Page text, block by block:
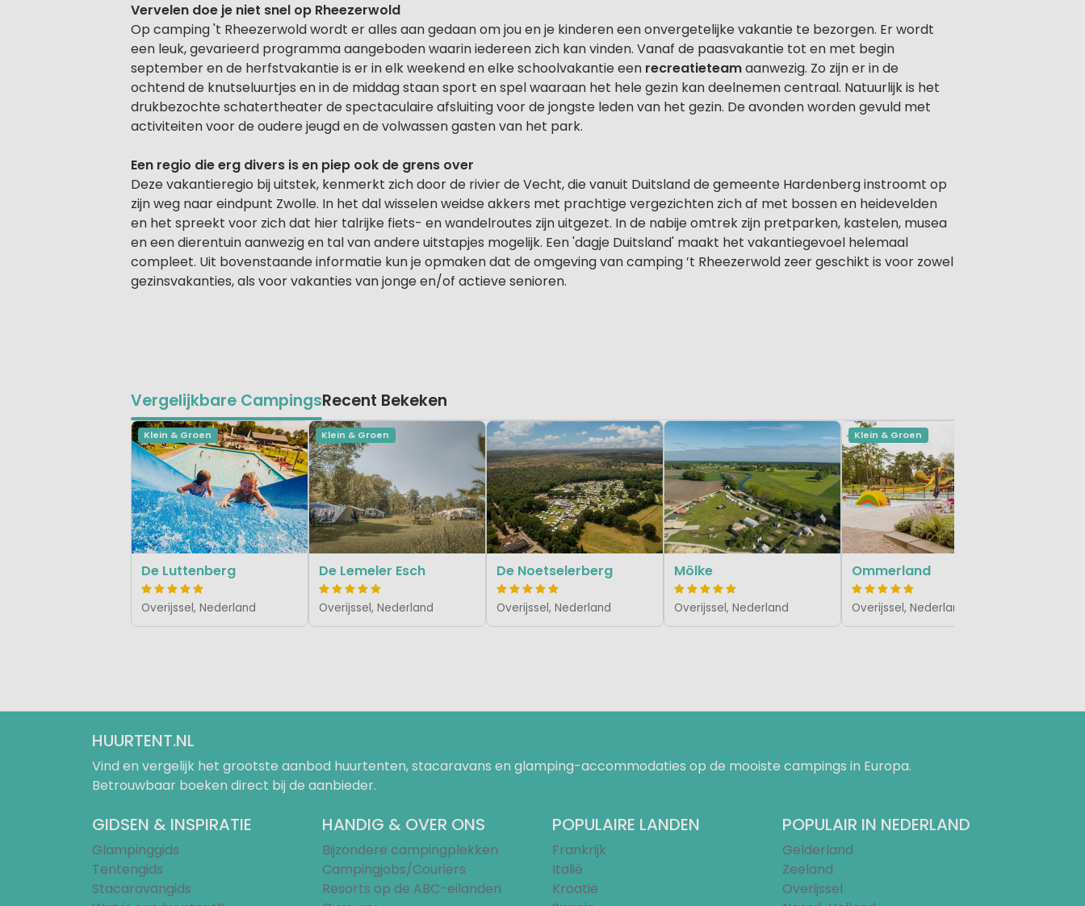
Vervelen doe je niet snel op Rheezerwold
Op camping 't Rheezerwold wordt er alles aan gedaan om jou en je kinderen een onvergetelijke vakantie te bezorgen. Er wordt
een leuk, gevarieerd programma aangeboden waarin iedereen zich kan vinden. Vanaf de paasvakantie tot en met begin
september en de herfstvakantie is er in elk weekend en elke schoolvakantie een recreatieteamaanwezig. Zo zijn er in de
ochtend de knutseluurtjes en in de middag staan sport en spel waaraan het hele gezin kan deelnemen centraal. Natuurlijk is het
drukbezochte schatertheater de spectaculaire afsluiting voor de jongste leden van het gezin. De avonden worden gevuld met
activiteiten voor de oudere jeugd en de volwassen gasten van het park.
Een regio die erg divers is en piep ook de grens over
Deze vakantieregio bij uitstek, kenmerkt zich door de rivier de Vecht, die vanuit Duitsland de gemeente Hardenberg instroomt op
zijn weg naar eindpunt Zwolle. In het dal wisselen weidse akkers met prachtige vergezichten zich af met bossen en heidevelden
en het spreekt voor zich dat hier talrijke fiets- en wandelroutes zijn uitgezet. In de nabije omtrek zijn pretparken, kastelen, musea
en een dierentuin aanwezig en tal van andere uitstapjes mogelijk. Een 'dagje Duitsland' maakt het vakantiegevoel helemaal
compleet. Uit bovenstaande informatie kun je opmaken dat de omgeving van camping ’t Rheezerwold zeer geschikt is voor zowel
gezinsvakanties, als voor vakanties van jonge en/of actieve senioren.
Vergelijkbare CampingsRecent Bekeken
Klein & Groen
De Luttenberg
Overijssel, Nederland
Klein & Groen
De Lemeler Esch
Overijssel, Nederland
De Noetselerberg
Overijssel, Nederland
Mölke
Overijssel, Nederland
Klein & Groen
Ommerland
Overijssel, Nederland
HUURTENT.NL
Vind en vergelijk het grootste aanbod huurtenten, stacaravans en glamping-accommodaties op de mooiste campings in Europa.
Betrouwbaar boeken direct bij de aanbieder.
GIDSEN & INSPIRATIE
Glampinggids
Tentengids
Stacaravangids
HANDIG & OVER ONS
Bijzondere campingplekken
Campingjobs/Couriers
Resorts op de ABC-eilanden
POPULAIRE LANDEN
Frankrijk
Italië
Kroatië
POPULAIR IN NEDERLAND
Gelderland
Zeeland
Overijssel